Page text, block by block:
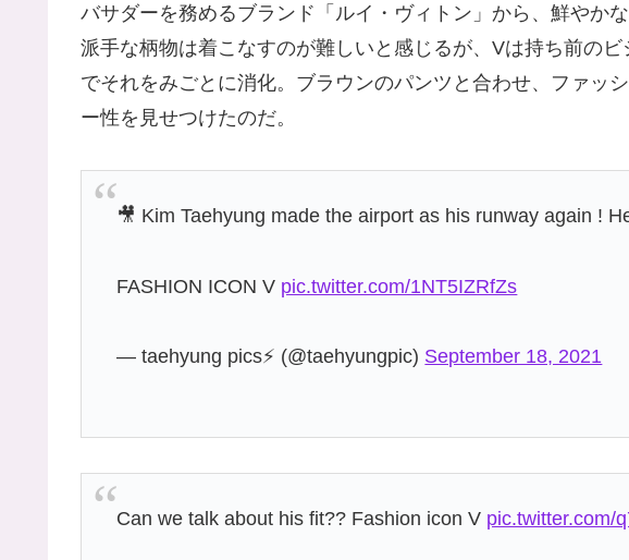
バサダーを務めるブランド「ルイ・ヴィトン」から、鮮やか
派手な柄物は着こなすのが難しいと感じるが、Vは持ち前の
でそれをみごとに消化。ブラウンのパンツと合わせ、ファッ
ー性を見せつけたのだ。
🎥 Kim Taehyung made the airport as his runway again !
FASHION ICON V pic.twitter.com/1NT5IZRfZs
— taehyung pics⚡️ (@taehyungpic) September 18, 2021
Can we talk about his fit?? Fashion icon V pic.twitter.com/